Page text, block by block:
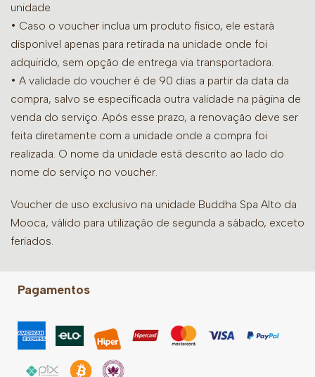
unidade.
• Caso o voucher inclua um produto físico, ele estará
disponível apenas para retirada na unidade onde foi
adquirido, sem opção de entrega via transportadora.
• A validade do voucher é de 90 dias a partir da data da
compra, salvo se especificada outra validade na página de
venda do serviço. Após esse prazo, a renovação deve ser
feita diretamente com a unidade onde a compra foi
realizada. O nome da unidade está descrito ao lado do
nome do serviço no voucher.
Voucher de uso exclusivo na unidade Buddha Spa Alto da
Mooca, válido para utilização de segunda a sábado, exceto
feriados.
Pagamentos